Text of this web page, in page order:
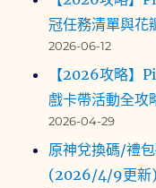
冠任務清單與花
2026-06-12
【2026攻略】
戲卡帶活動全攻
2026-04-29
原神兌換碼/禮
(2026/4/9更新)